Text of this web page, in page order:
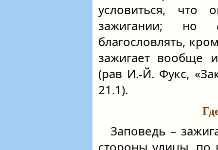
условиться, что
зажигании; но
благословлять,
зажигает вообще
(рав И.-Й. Фукс,
21.1).
Заповедь –